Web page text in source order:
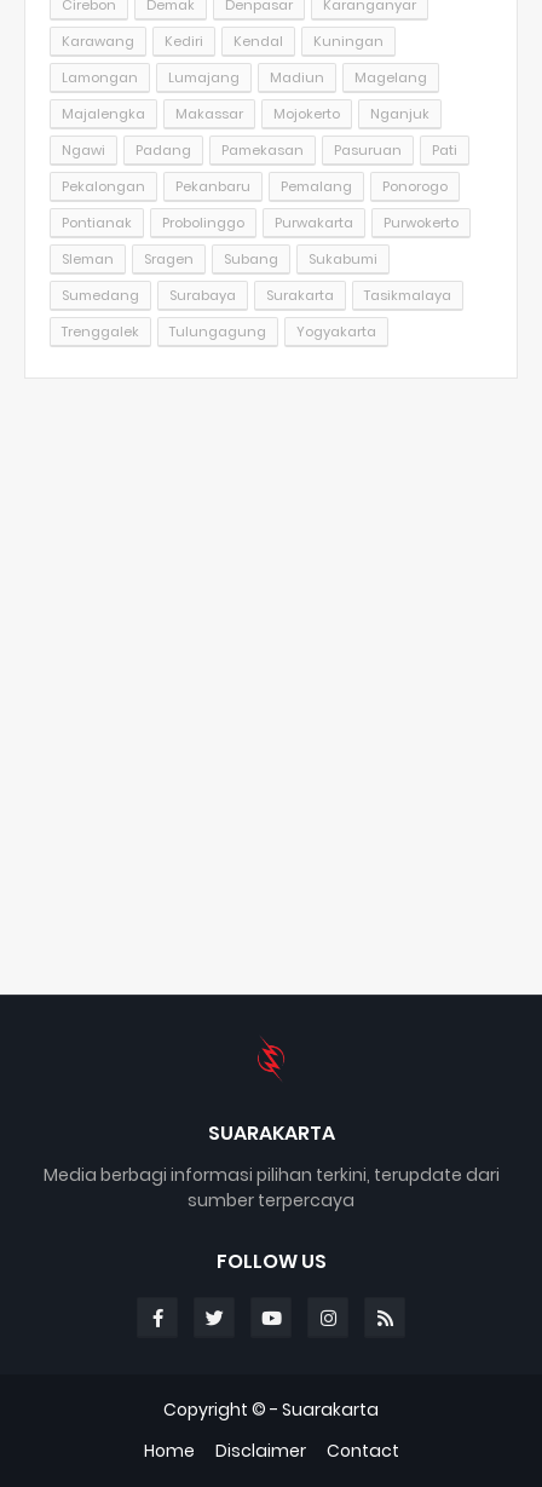
Cirebon
Demak Denpasar
Karanganyar
Karawang
Kediri Kendal
Kuningan
Lamongan
Lumajang Madiun
Magelang
Majalengka
Makassar Mojokerto
Nganjuk
Ngawi
Padang Pamekasan Pasuruan
Pati
Pekalongan
Pekanbaru Pemalang
Ponorogo
Pontianak
Probolinggo Purwakarta
Purwokerto
Sleman
Sragen Subang
Sukabumi
Sumedang
Surabaya Surakarta
Tasikmalaya
Trenggalek
Tulungagung Yogyakarta
SUARAKARTA
Media berbagi informasi pilihan terkini, terupdate dari
sumber terpercaya
FOLLOW US
Copyright © - Suarakarta
Home
Disclaimer Contact